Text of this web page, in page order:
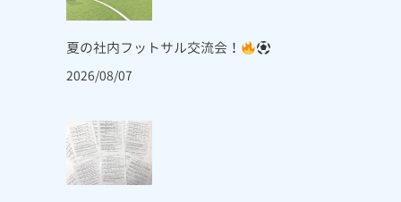
夏の社内フットサル交流会！
2026/08/07